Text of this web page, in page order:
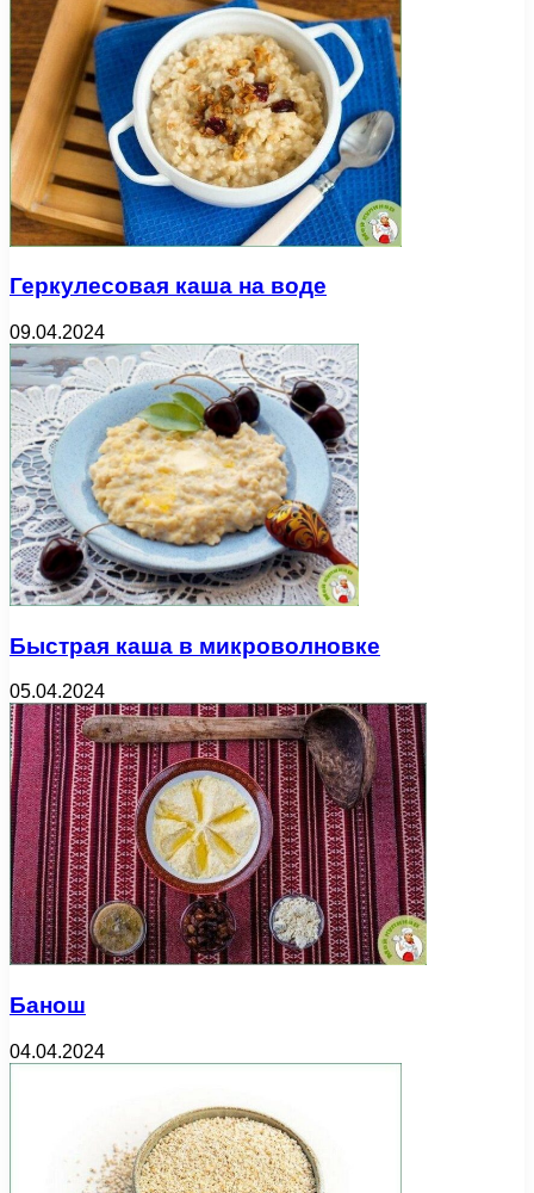
Геркулесовая каша на воде
09.04.2024
Быстрая каша в микроволновке
05.04.2024
Банош
04.04.2024